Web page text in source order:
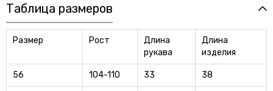
Таблица размеров
Размер Рост
Длина
рукава
Длина
изделия
56 104-110 33 38